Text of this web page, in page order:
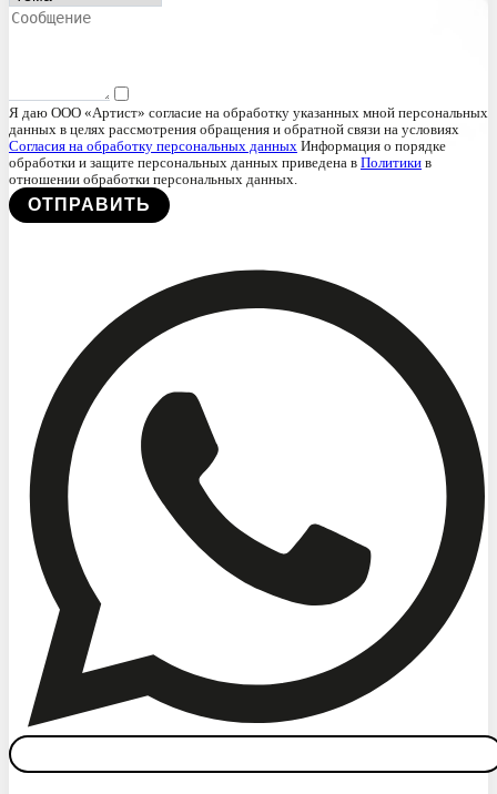
Я даю ООО «Артист» согласие на обработку указанных мной персональных
данных в целях рассмотрения обращения и обратной связи на условиях
Согласия на обработку персональных данных Информация о порядке
обработки и защите персональных данных приведена в Политики в
отношении обработки персональных данных.